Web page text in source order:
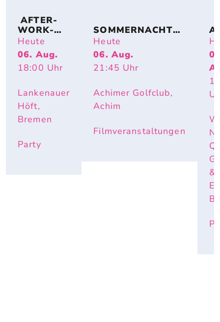
AFTER-
WORK-
BEACHPA
RTY
Heute
06. Aug.
18:00 Uhr
Lankenauer
Höft,
Bremen
Party
SOMMERNACHTS
TRAUM – OPEN-
AIR-KINO AM SEE
(FAMILY SPECIAL):
LILO & STITCH
Heute
06. Aug.
21:45 Uhr
Achimer Golfclub,
Achim
Filmveranstaltungen
Q
&